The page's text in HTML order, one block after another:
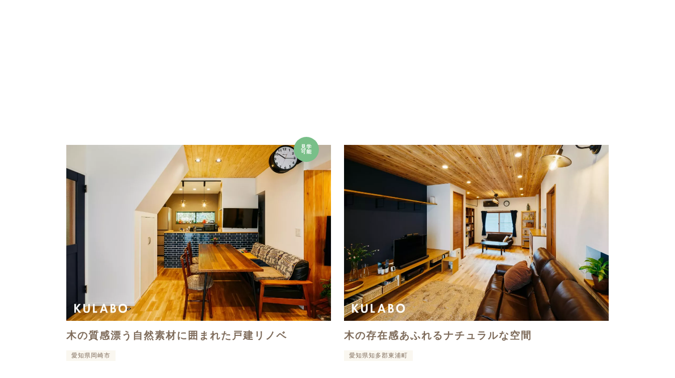
見学
可能
木の質感漂う自然素材に囲まれた戸建リノベ
愛知県岡崎市
木の存在感あふれるナチュラルな空間
愛知県知多郡東浦町